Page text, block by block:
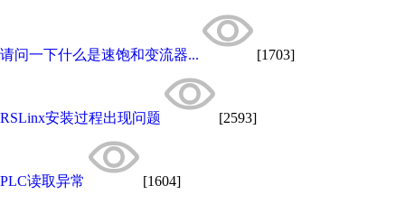
请问一下什么是速饱和变流器... [1703]
RSLinx安装过程出现问题 [2593]
PLC读取异常 [1604]